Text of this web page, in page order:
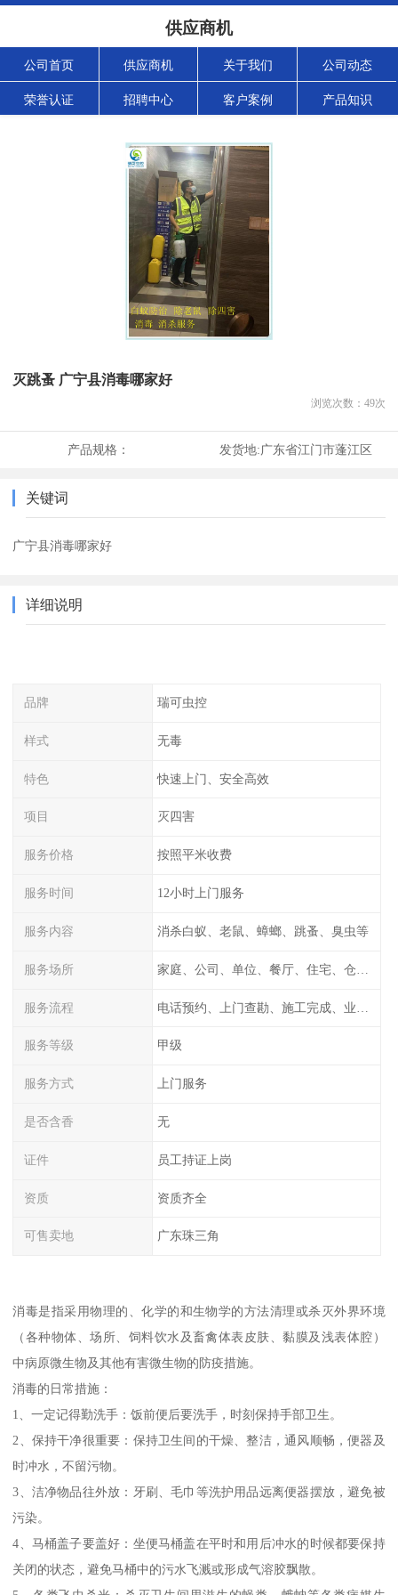
供应商机
公司首页 供应商机 关于我们 公司动态
荣誉认证 招聘中心 客户案例 产品知识
灭跳蚤 广宁县消毒哪家好
浏览次数： 49次
产品规格： 发货地:广东省江门市蓬江区
关键词
广宁县消毒哪家好
详细说明
品牌 瑞可虫控
样式 无毒
特色 快速上门、安全高效
项目 灭四害
服务价格 按照平米收费
服务时间 12小时上门服务
服务内容 消杀白蚁、老鼠、蟑螂、跳蚤、臭虫等
服务场所
服务流程
服务等级 甲级
服务方式 上门服务
是否含香 无
证件 员工持证上岗
资质 资质齐全
可售卖地 广东珠三角
消毒是指采用物理的、化学的和生物学的方法清理或杀灭外界环境
（各种物体、场所、饲料饮水及畜禽体表皮肤、黏膜及浅表体腔）
中病原微生物及其他有害微生物的防疫措施。
消毒的日常措施：
1、一定记得勤洗手：饭前便后要洗手，时刻保持手部卫生。
2、保持干净很重要：保持卫生间的干燥、整洁，通风顺畅，便器及
时冲水，不留污物。
3、洁净物品往外放：牙刷、毛巾等洗护用品远离便器摆放，避免被
污染。
4、马桶盖子要盖好：坐便马桶盖在平时和用后冲水的时候都要保持
关闭的状态，避免马桶中的污水飞溅或形成气溶胶飘散。